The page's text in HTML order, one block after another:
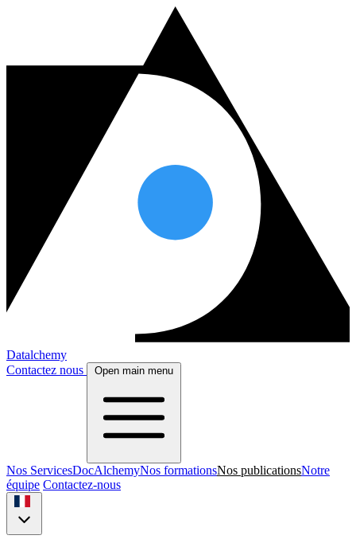
Datalchemy
Contactez nous
Open main menu
Nos ServicesDocAlchemyNos formationsNos publicationsNotre
équipe Contactez-nous